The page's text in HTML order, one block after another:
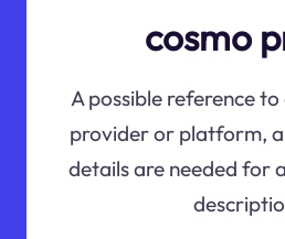
cosmo
A possible reference
provider or platform,
details are needed for